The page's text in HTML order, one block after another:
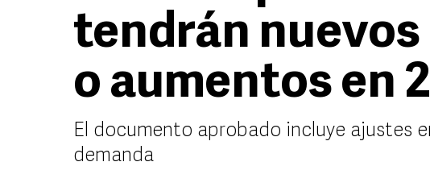
tendrán
o aumentos en
El documento aprobado incluye ajustes
demanda